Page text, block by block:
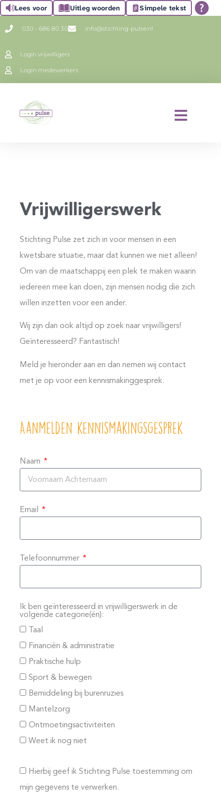
Lees voor Uitleg woorden Simpele tekst
030 - 686 80 30 info@stichting-pulse.nl
Login vrijwilligers
Login medewerkers
Vrijwilligerswerk
Stichting Pulse zet zich in voor mensen in een
kwetsbare situatie, maar dat kunnen we niet alleen!
Om van de maatschappij een plek te maken waarin
iedereen mee kan doen, zijn mensen nodig die zich
willen inzetten voor een ander.
Wij zijn dan ook altijd op zoek naar vrijwilligers!
Geïnteresseerd? Fantastisch!
Meld je hieronder aan en dan nemen wij contact
met je op voor een kennismakinggesprek.
Aanmelden kennismakingsgesprek
Naam
Email
Telefoonnummer
Ik ben geïnteresseerd in vrijwilligerswerk in de
volgende categorie(ën):
Taal
Financiën & administratie
Praktische hulp
Sport & bewegen
Bemiddeling bij burenruzies
Mantelzorg
Ontmoetingsactiviteiten
Weet ik nog niet
Hierbij geef ik Stichting Pulse toestemming om
mijn gegevens te verwerken.